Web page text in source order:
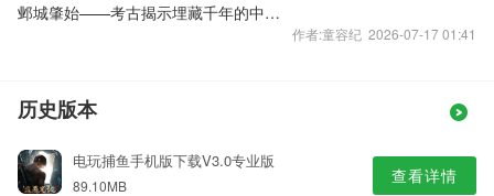
邺城肇始——考古揭示埋藏千年的中国都城秘密
作者:童容纪 2026-07-17 01:41
历史版本
电玩捕鱼手机版下载V3.0专业版
89.10MB 查看详情